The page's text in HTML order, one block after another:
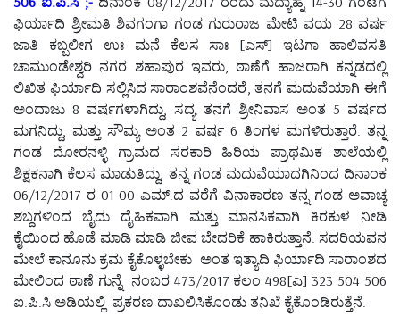
ಫಿರ್ಯಾದಿ ಶ್ರೀಮತಿ ಶಿವಗಂಗಾ ಗಂಡ ಗುರುರಾಜ ಮೇಟಿ ವಯ 28 ವರ್ಷ
ಜಾತಿ ಕಬ್ಬಲೀಗ ಉಃ ಮನೆ ಕೆಲಸ ಸಾಃ [ಎಸ್] ಇಟಗಾ ಹಾಲಿವಸತಿ
ಚಾಮುಂಡೇಶ್ವರಿ ನಗರ ಶಹಾಪುರ ಇವರು, ಠಾಣೆಗೆ ಹಾಜರಾಗಿ ಕನ್ನಡದಲ್ಲಿ
ಲಿಖಿತ ಫಿರ್ಯಾದಿ ಸಲ್ಲಿಸಿದ ಸಾರಾಂಶವೆನೆಂದರೆ, ತನಗೆ ಮದುವೆಯಾಗಿ ಈಗೆ
ಅಂದಾಜು 8 ವರ್ಷಗಳಾಗಿದ್ದು, ಸದ್ಯ ತನಗೆ ಶ್ರೀನಿವಾಸ ಅಂತ 5 ವರ್ಷದ
ಮಗನಿದ್ದು, ಮತ್ತು ಸೌಮ್ಯ ಅಂತ 2 ವರ್ಷ 6 ತಿಂಗಳ ಮಗಳಿರುತ್ತಾರೆ. ತನ್ನ
ಗಂಡ ದೋರನಳ್ಳಿ ಗ್ರಾಮದ ಸರಕಾರಿ ಹಿರಿಯ ಪ್ರಾಥಮಿಕ ಶಾಲೆಯಲ್ಲಿ
ಶಿಕ್ಷಕನಾಗಿ ಕೆಲಸ ಮಾಡುತಿದ್ದು, ತನ್ನ ಗಂಡ ಮದುವೆಯಾದಗಿನಿಂದ ದಿನಾಂಕ
06/12/2017 ರ 01-00 ಎಮ್.ದ ವರೆಗೆ ವಿನಾಕಾರಣ ತನ್ನ ಗಂಡ ಅವಾಚ್ಯ
ಶಬ್ದಗಳಿಂದ ಬೈದು ದೈಹಿಕವಾಗಿ ಮತ್ತು ಮಾನಸಿಕವಾಗಿ ಕಿರಕುಳ ನೀಡಿ
ಕೈಯಿಂದ ಹೊಡೆ ಮಾಡಿ ಮಾಡಿ ಜೀವ ಬೇದರಿಕೆ ಹಾಕಿರುತ್ತಾನೆ. ಸದರಿಯವನ
ಮೇಲೆ ಕಾನೂನು ಕ್ರಮ ಕೈಕೊಳ್ಳಬೇಕು ಅಂತ ಇತ್ಯಾದಿ ಫಿರ್ಯಾದಿ ಸಾರಾಂಶದ
ಮೇಲಿಂದ ಠಾಣೆ ಗುನ್ನೆ ನಂಬರ 473/2017 ಕಲಂ 498[ಎ] 323 504 506
ಐ.ಪಿ.ಸಿ ಅಡಿಯಲ್ಲಿ ಪ್ರಕರಣ ದಾಖಲಿಸಿಕೊಂಡು ತನಿಖೆ ಕೈಕೊಂಡಿರುತ್ತೆನೆ.